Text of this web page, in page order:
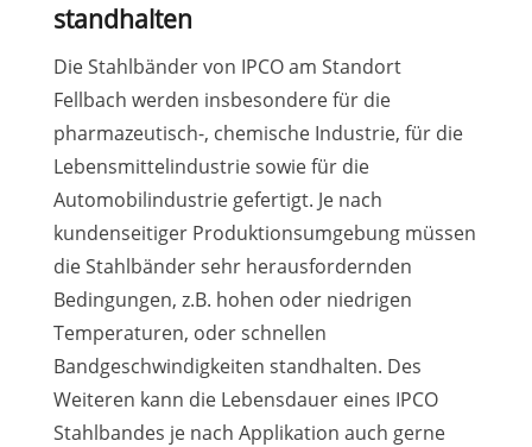
standhalten
Die Stahlbänder von IPCO am Standort
Fellbach werden insbesondere für die
pharmazeutisch-, chemische Industrie, für die
Lebensmittelindustrie sowie für die
Automobilindustrie gefertigt. Je nach
kundenseitiger Produktionsumgebung müssen
die Stahlbänder sehr herausfordernden
Bedingungen, z.B. hohen oder niedrigen
Temperaturen, oder schnellen
Bandgeschwindigkeiten standhalten. Des
Weiteren kann die Lebensdauer eines IPCO
Stahlbandes je nach Applikation auch gerne